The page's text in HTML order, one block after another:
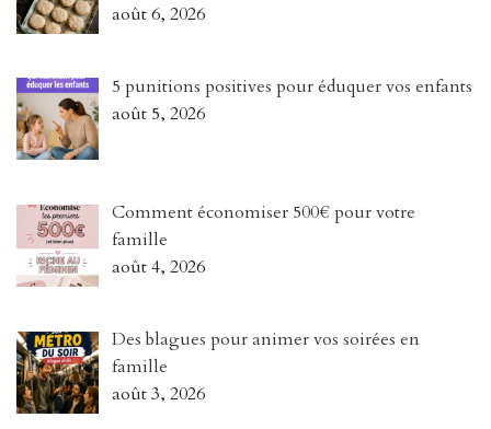
août 6, 2026
5 punitions positives pour éduquer vos enfants
août 5, 2026
Comment économiser 500€ pour votre
famille
août 4, 2026
Des blagues pour animer vos soirées en
famille
août 3, 2026